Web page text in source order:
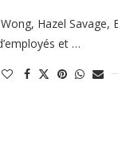
Hazel Savage,
et …